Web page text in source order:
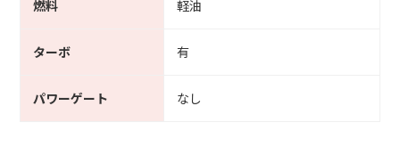
燃料 軽油
ターボ 有
パワーゲート なし